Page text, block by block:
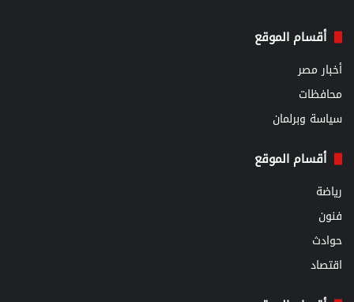
أقسام الموقع
أخبار مصر
محافظات
سياسة وبرلمان
أقسام الموقع
رياضة
فنون
حوادث
اقتصاد